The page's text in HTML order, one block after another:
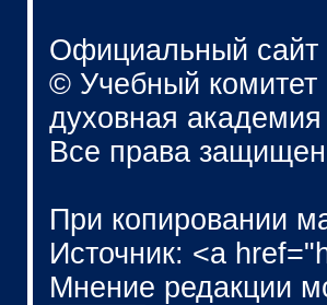
Официальный сайт
© Учебный
духовная академия
Все права
При копировании
Источник: <a
Мнение редакции